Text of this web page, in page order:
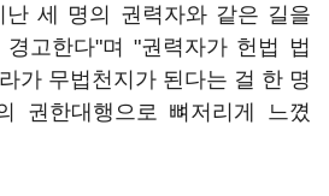
세 명의 권력자와 같은 길을
고한다"며 "권력자가 헌법 법
가 무법천지가 된다는 걸 한 명
권한대행으로 뼈저리게 느꼈